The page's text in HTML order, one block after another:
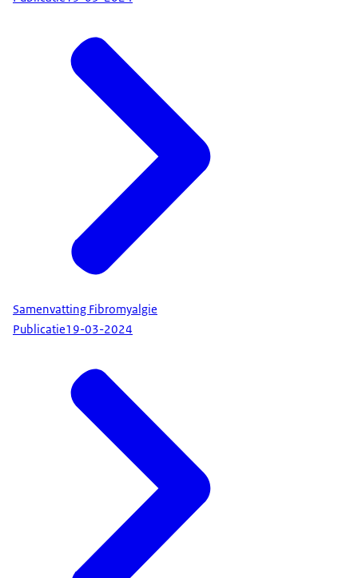
Samenvatting Fibromyalgie
Publicatie19-03-2024